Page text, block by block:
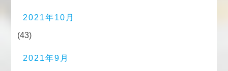
2021年10月
(43)
2021年9月